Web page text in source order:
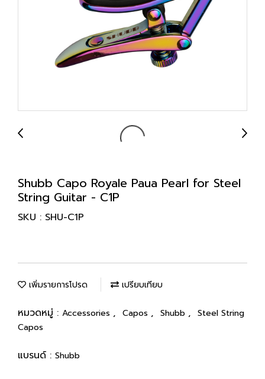
Shubb Capo Royale Paua Pearl for Steel
String Guitar - C1P
SKU : SHU-C1P
เพิ่มรายการโปรด เปรียบเทียบ
หมวดหมู่ : Accessories , Capos , Shubb , Steel String
Capos
แบรนด์ : Shubb